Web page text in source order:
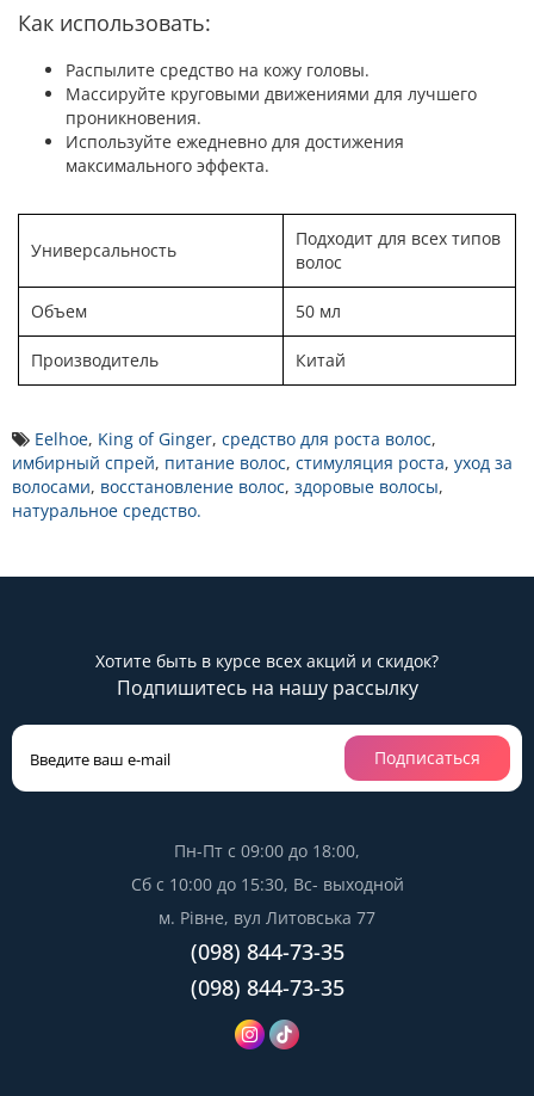
Как использовать:
Распылите средство на кожу головы.
Массируйте круговыми движениями для лучшего
проникновения.
Используйте ежедневно для достижения
максимального эффекта.
Универсальность
Подходит для всех типов
волос
Объем 50 мл
Производитель Китай
Eelhoe, King of Ginger, средство для роста волос,
имбирный спрей, питание волос, стимуляция роста, уход за
волосами, восстановление волос, здоровые волосы,
натуральное средство.
Хотите быть в курсе всех акций и скидок?
Подпишитесь на нашу рассылку
Подписаться
Пн-Пт с 09:00 до 18:00,
Сб с 10:00 до 15:30, Вс- выходной
м. Рівне, вул Литовська 77
(098) 844-73-35
(098) 844-73-35